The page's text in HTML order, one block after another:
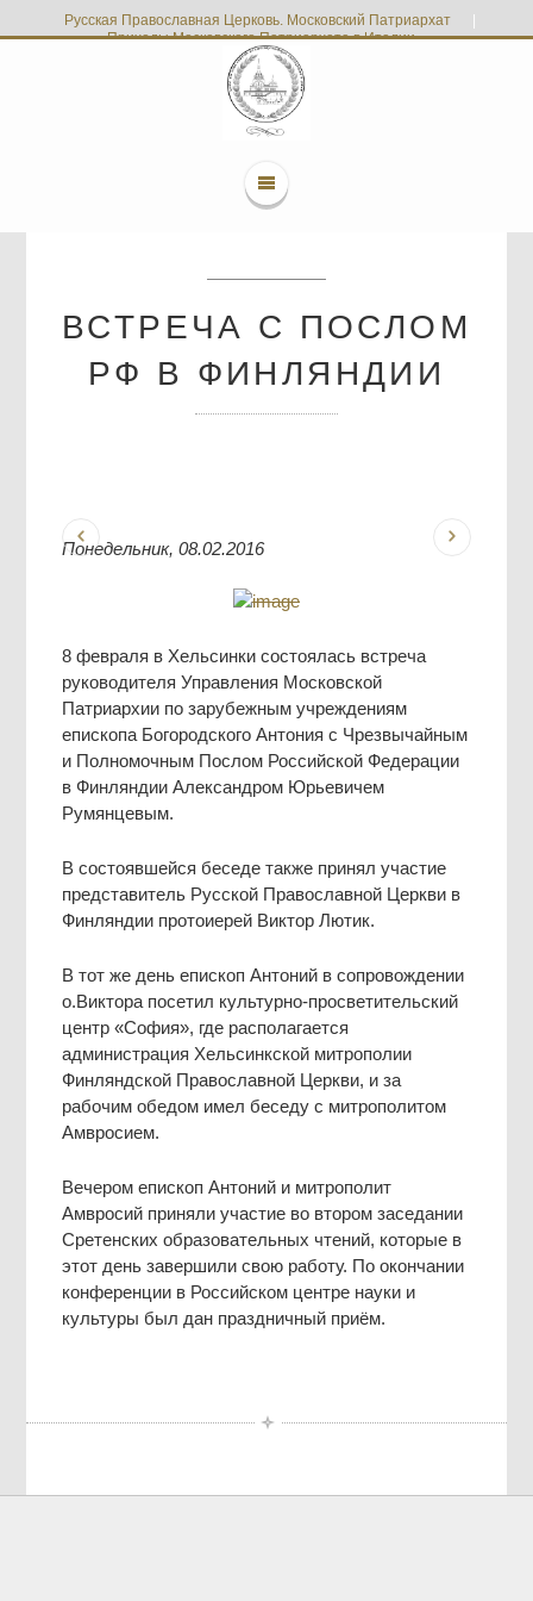
Русская Православная Церковь. Московский Патриархат
Приходы Московского Патриархата в Италии
ВСТРЕЧА С ПОСЛОМ
РФ В ФИНЛЯНДИИ
Понедельник, 08.02.2016
8 февраля в Хельсинки состоялась встреча
руководителя Управления Московской
Патриархии по зарубежным учреждениям
епископа Богородского Антония с Чрезвычайным
и Полномочным Послом Российской Федерации
в Финляндии Александром Юрьевичем
Румянцевым.
В состоявшейся беседе также принял участие
представитель Русской Православной Церкви в
Финляндии протоиерей Виктор Лютик.
В тот же день епископ Антоний в сопровождении
о.Виктора посетил культурно-просветительский
центр «София», где располагается
администрация Хельсинкской митрополии
Финляндской Православной Церкви, и за
рабочим обедом имел беседу с митрополитом
Амвросием.
Вечером епископ Антоний и митрополит
Амвросий приняли участие во втором заседании
Сретенских образовательных чтений, которые в
этот день завершили свою работу. По окончании
конференции в Российском центре науки и
культуры был дан праздничный приём.